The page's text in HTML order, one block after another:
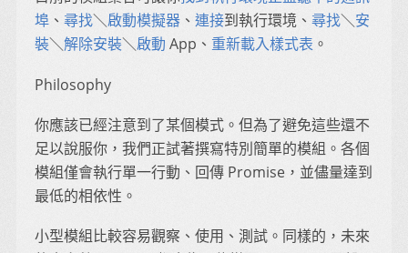
埠 、 尋找＼啟動模擬器 、 連接到執行環境、 尋找＼安
裝＼解除安裝＼啟動 App、 重新載入樣式表 。
Philosophy
你應該已經注意到了某個模式。但為了避免這些還不
足以說服你，我們正試著撰寫特別簡單的模組。各個
模組僅會執行單一行動、回傳 Promise，並儘量達到
最低的相依性。
小型模組比較容易觀察、使用、測試。同樣的，未來